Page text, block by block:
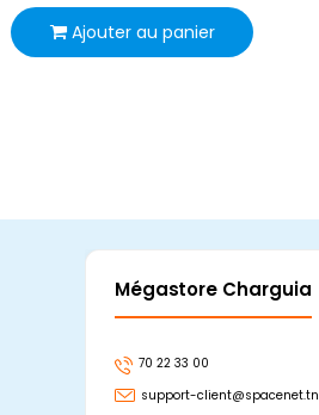
Ajouter au panier
Mégastore Charguia
70 22 33 00
support-client@spacenet.tn